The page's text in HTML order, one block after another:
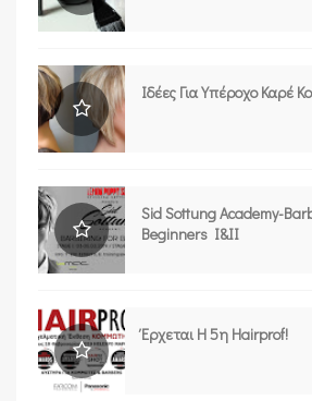
Ιδέες Για Υπέροχο Καρέ
Sid Sottung Academy-
Beginners I&II
Έρχεται Η 5η Hairprof!